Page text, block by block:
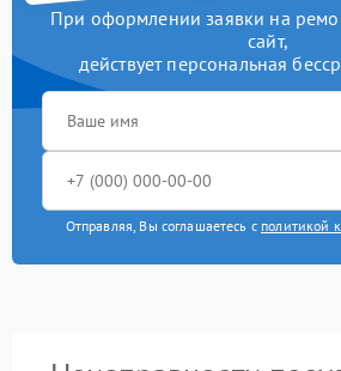
При оформлении заявки на
сайт,
действует персональная
Отправляя, Вы соглашаетесь с политикой